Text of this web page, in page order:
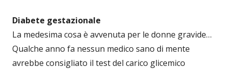
Diabete gestazionale
La medesima cosa è avvenuta per le donne gravide…
Qualche anno fa nessun medico sano di mente
avrebbe consigliato il test del carico glicemico